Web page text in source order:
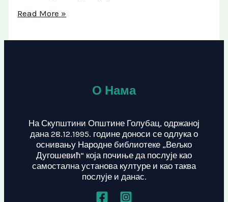
Read More »
О Нама
На Скупштини Општине Голубац, одржаној
дана 28.12.1995. године доноси се одлука о
оснивању Народне библиотеке „Вељко
Дугошевић“ која почиње да послује као
самостална установа културе и као таква
послује и данас.